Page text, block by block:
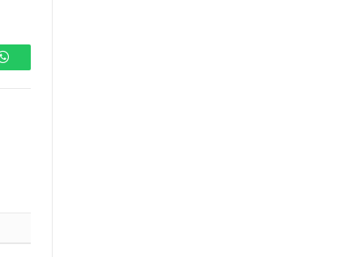
WhatsApp